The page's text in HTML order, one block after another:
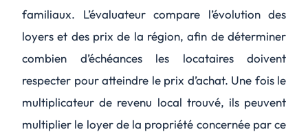
familiaux. L’évaluateur compare l’évolution des
loyers et des prix de la région, afin de déterminer
combien d’échéances les locataires doivent
respecter pour atteindre le prix d’achat. Une fois le
multiplicateur de revenu local trouvé, ils peuvent
multiplier le loyer de la propriété concernée par ce